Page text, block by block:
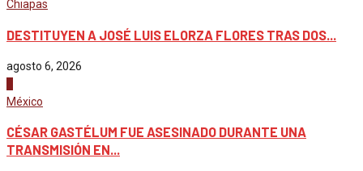
Chiapas
DESTITUYEN A JOSÉ LUIS ELORZA FLORES TRAS DOS...
agosto 6, 2026
México
CÉSAR GASTÉLUM FUE ASESINADO DURANTE UNA
TRANSMISIÓN EN...